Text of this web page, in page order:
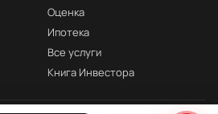
Оценка
Ипотека
Все услуги
Книга Инвестора